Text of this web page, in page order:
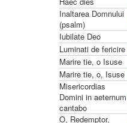
Inaltarea Domnului
(psalm)
Iubilate Deo
Luminati de fericire
Marire tie, o Isuse
Marire tie, o, Isuse
Misericordias
Domini in aeternum
cantabo
O, Redemptor,